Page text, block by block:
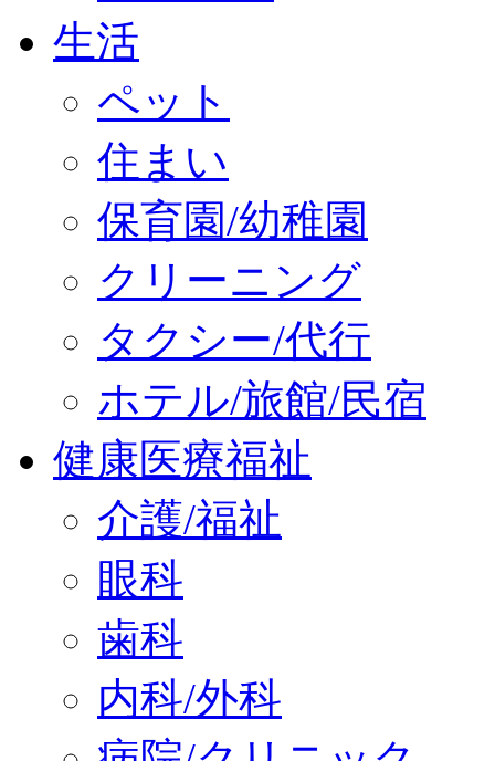
生活
ペット
住まい
保育園/幼稚園
クリーニング
タクシー/代行
ホテル/旅館/民宿
健康医療福祉
介護/福祉
眼科
歯科
内科/外科